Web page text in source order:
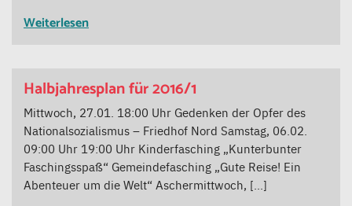
Weiterlesen
Halbjahresplan für 2016/1
Mittwoch, 27.01. 18:00 Uhr Gedenken der Opfer des
Nationalsozialismus – Friedhof Nord Samstag, 06.02.
09:00 Uhr 19:00 Uhr Kinderfasching „Kunterbunter
Faschingsspaß“ Gemeindefasching „Gute Reise! Ein
Abenteuer um die Welt“ Aschermittwoch, […]